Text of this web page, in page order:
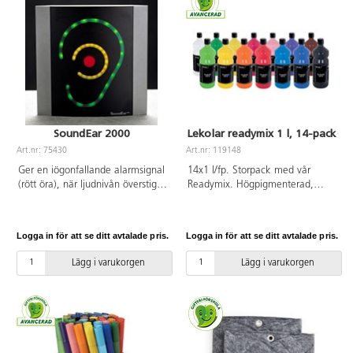
Färger som ingår är primärgul,
primärröd, primärblå, grön, svart
och vit. Komplettera med vår
praktiska pump 162437. PVC-fri.
SoundEar 2000
Art.nr: 75430
Ger en iögonfallande alarmsignal
(rött öra), när ljudnivån överstiger
dB med hjälp av en ratt på
baksidan. SoundEar® 2000
varnar med gult öra strax innan
hanterar en yta på 20-25 m².
Ansluts till ett vanligt nätuttag
med den medföljande
transformatorn Mått:
Logga in för att se ditt avtalade pris.
Lägg i varukorgen
Lekolar readymix 1 l, 14-pack
Art.nr: 119148
14x1 l/fp. Storpack med vår
Readymix. Högpigmenterad,
är den vattenlöslig men blir
sedan nästan vattenfast. Färgen
kan användas på de flesta
Färger som ingår är primärgul,
ljusgul, orange, röd, primärröd,
lila, primärblå, himmelsblå,
ljusgrön, grön, brun, rosa, svart
Logga in för att se ditt avtalade pris.
Lägg i varukorgen